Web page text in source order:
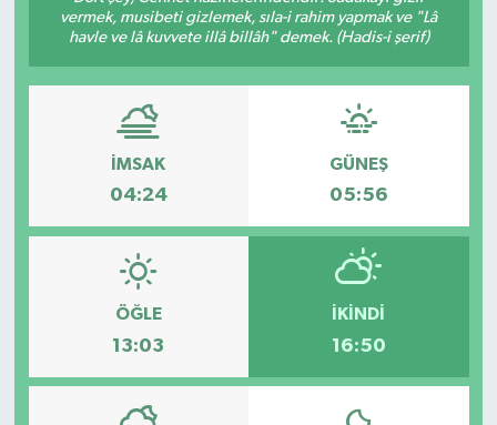
vermek, musibeti gizlemek, sıla-i rahim yapmak ve "Lâ
havle ve lâ kuvvete illâ billâh" demek. (Hadis-i şerif)
İMSAK
04:24
GÜNEŞ
05:56
ÖĞLE
13:03
İKINDI
16:50